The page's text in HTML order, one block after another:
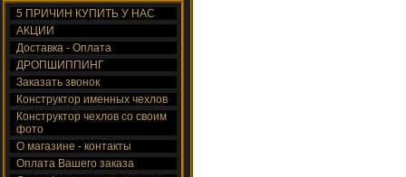
5 ПРИЧИН КУПИТЬ У НАС
АКЦИИ
Доставка - Оплата
ДРОПШИППИНГ
Заказать звонок
Конструктор именных чехлов
Конструктор чехлов со своим
фото
О магазине - контакты
Оплата Вашего заказа